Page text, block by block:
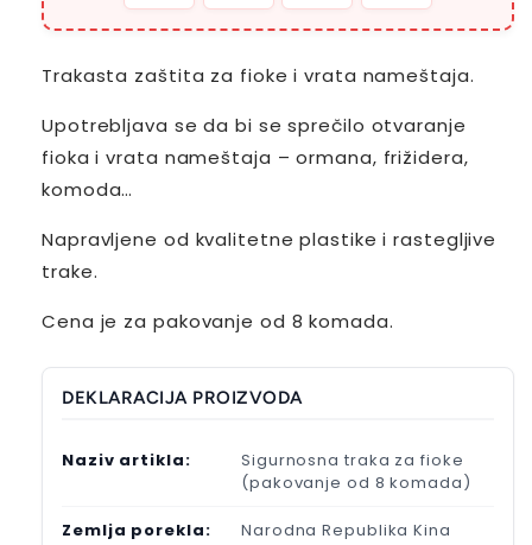
Trakasta zaštita za fioke i vrata nameštaja.
Upotrebljava se da bi se sprečilo otvaranje
fioka i vrata nameštaja – ormana, frižidera,
komoda…
Napravljene od kvalitetne plastike i rastegljive
trake.
Cena je za pakovanje od 8 komada.
DEKLARACIJA PROIZVODA
Naziv artikla:
Sigurnosna traka za fioke
(pakovanje od 8 komada)
Zemlja porekla: Narodna Republika Kina